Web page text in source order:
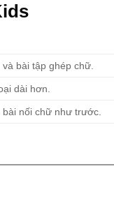
bài tập ghép chữ.
dài hơn.
bài nối chữ như trước.